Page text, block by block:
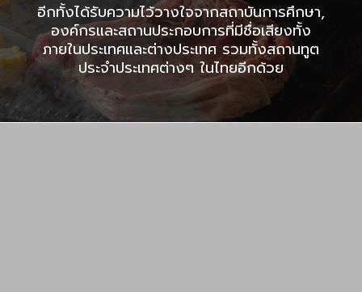
อีกทั้งได้รับความไว้วางใจจากสถาบันการศึกษา,
องค์กรและสถานประกอบการที่มีชื่อเสียงทั้ง
ภายในประเทศและต่างประเทศ รวมทั้งสถานทูต
ประจำประเทศต่างๆ ในไทยอีกด้วย